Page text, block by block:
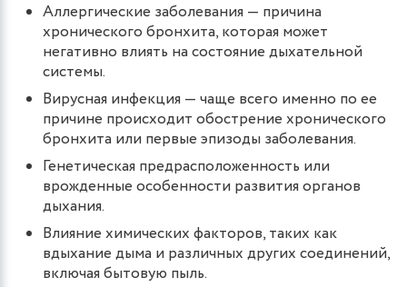
Аллергические заболевания — причина
хронического бронхита, которая может
негативно влиять на состояние дыхательной
системы.
Вирусная инфекция — чаще всего именно по ее
причине происходит обострение хронического
бронхита или первые эпизоды заболевания.
Генетическая предрасположенность или
врожденные особенности развития органов
дыхания.
Влияние химических факторов, таких как
вдыхание дыма и различных других соединений,
включая бытовую пыль.